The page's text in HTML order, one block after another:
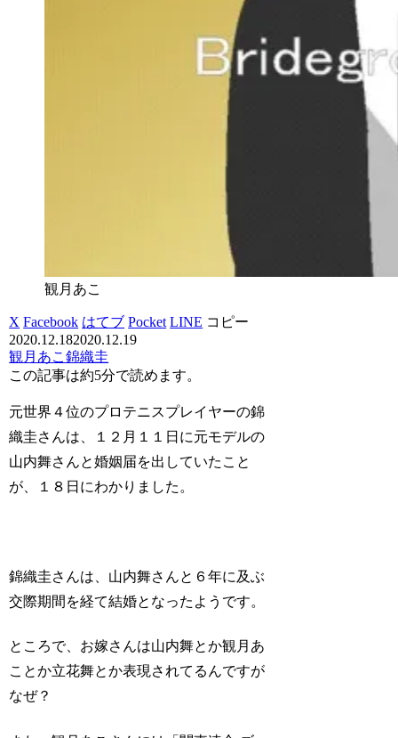
観月あこ
X Facebook はてブ Pocket LINE コピー
2020.12.182020.12.19
観月あこ錦織圭
この記事は約5分で読めます。
元世界４位のプロテニスプレイヤーの錦
織圭さんは、１２月１１日に元モデルの
山内舞さんと婚姻届を出していたこと
が、１８日にわかりました。
錦織圭さんは、山内舞さんと６年に及ぶ
交際期間を経て結婚となったようです。
ところで、お嫁さんは山内舞とか観月あ
ことか立花舞とか表現されてるんですが
なぜ？